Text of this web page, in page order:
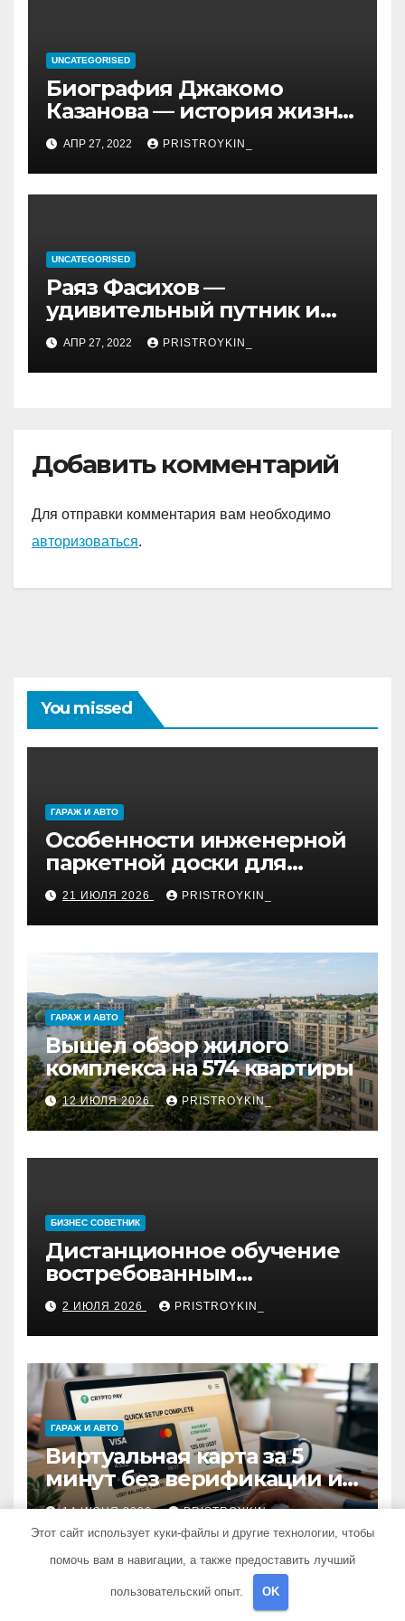
UNCATEGORISED
Биография Джакомо
Казанова — история жизни
легендарного седуктора
АПР 27, 2022 PRISTROYKIN_
UNCATEGORISED
Раяз Фасихов —
удивительный путник и
достойный представитель
нового поколения
молодых спортсменов
будущее!
АПР 27, 2022 PRISTROYKIN_
Добавить комментарий
Для отправки комментария вам необходимо
авторизоваться.
You missed
ГАРАЖ И АВТО
Особенности инженерной
паркетной доски для
укладки французской
ёлкой
21 ИЮЛЯ 2026 PRISTROYKIN_
ГАРАЖ И АВТО
Вышел обзор жилого
комплекса на 574 квартиры
12 ИЮЛЯ 2026 PRISTROYKIN_
БИЗНЕС СОВЕТНИК
Дистанционное обучение
востребованным
профессиям
2 ИЮЛЯ 2026 PRISTROYKIN_
ГАРАЖ И АВТО
Виртуальная карта за 5
минут без верификации и
участия банков с
пополнением в USDT:
обзор вариантов
14 ИЮНЯ 2026 PRISTROYKIN_
Этот сайт использует куки-файлы и другие технологии, чтобы
помочь вам в навигации, а также предоставить лучший
пользовательский опыт. OK